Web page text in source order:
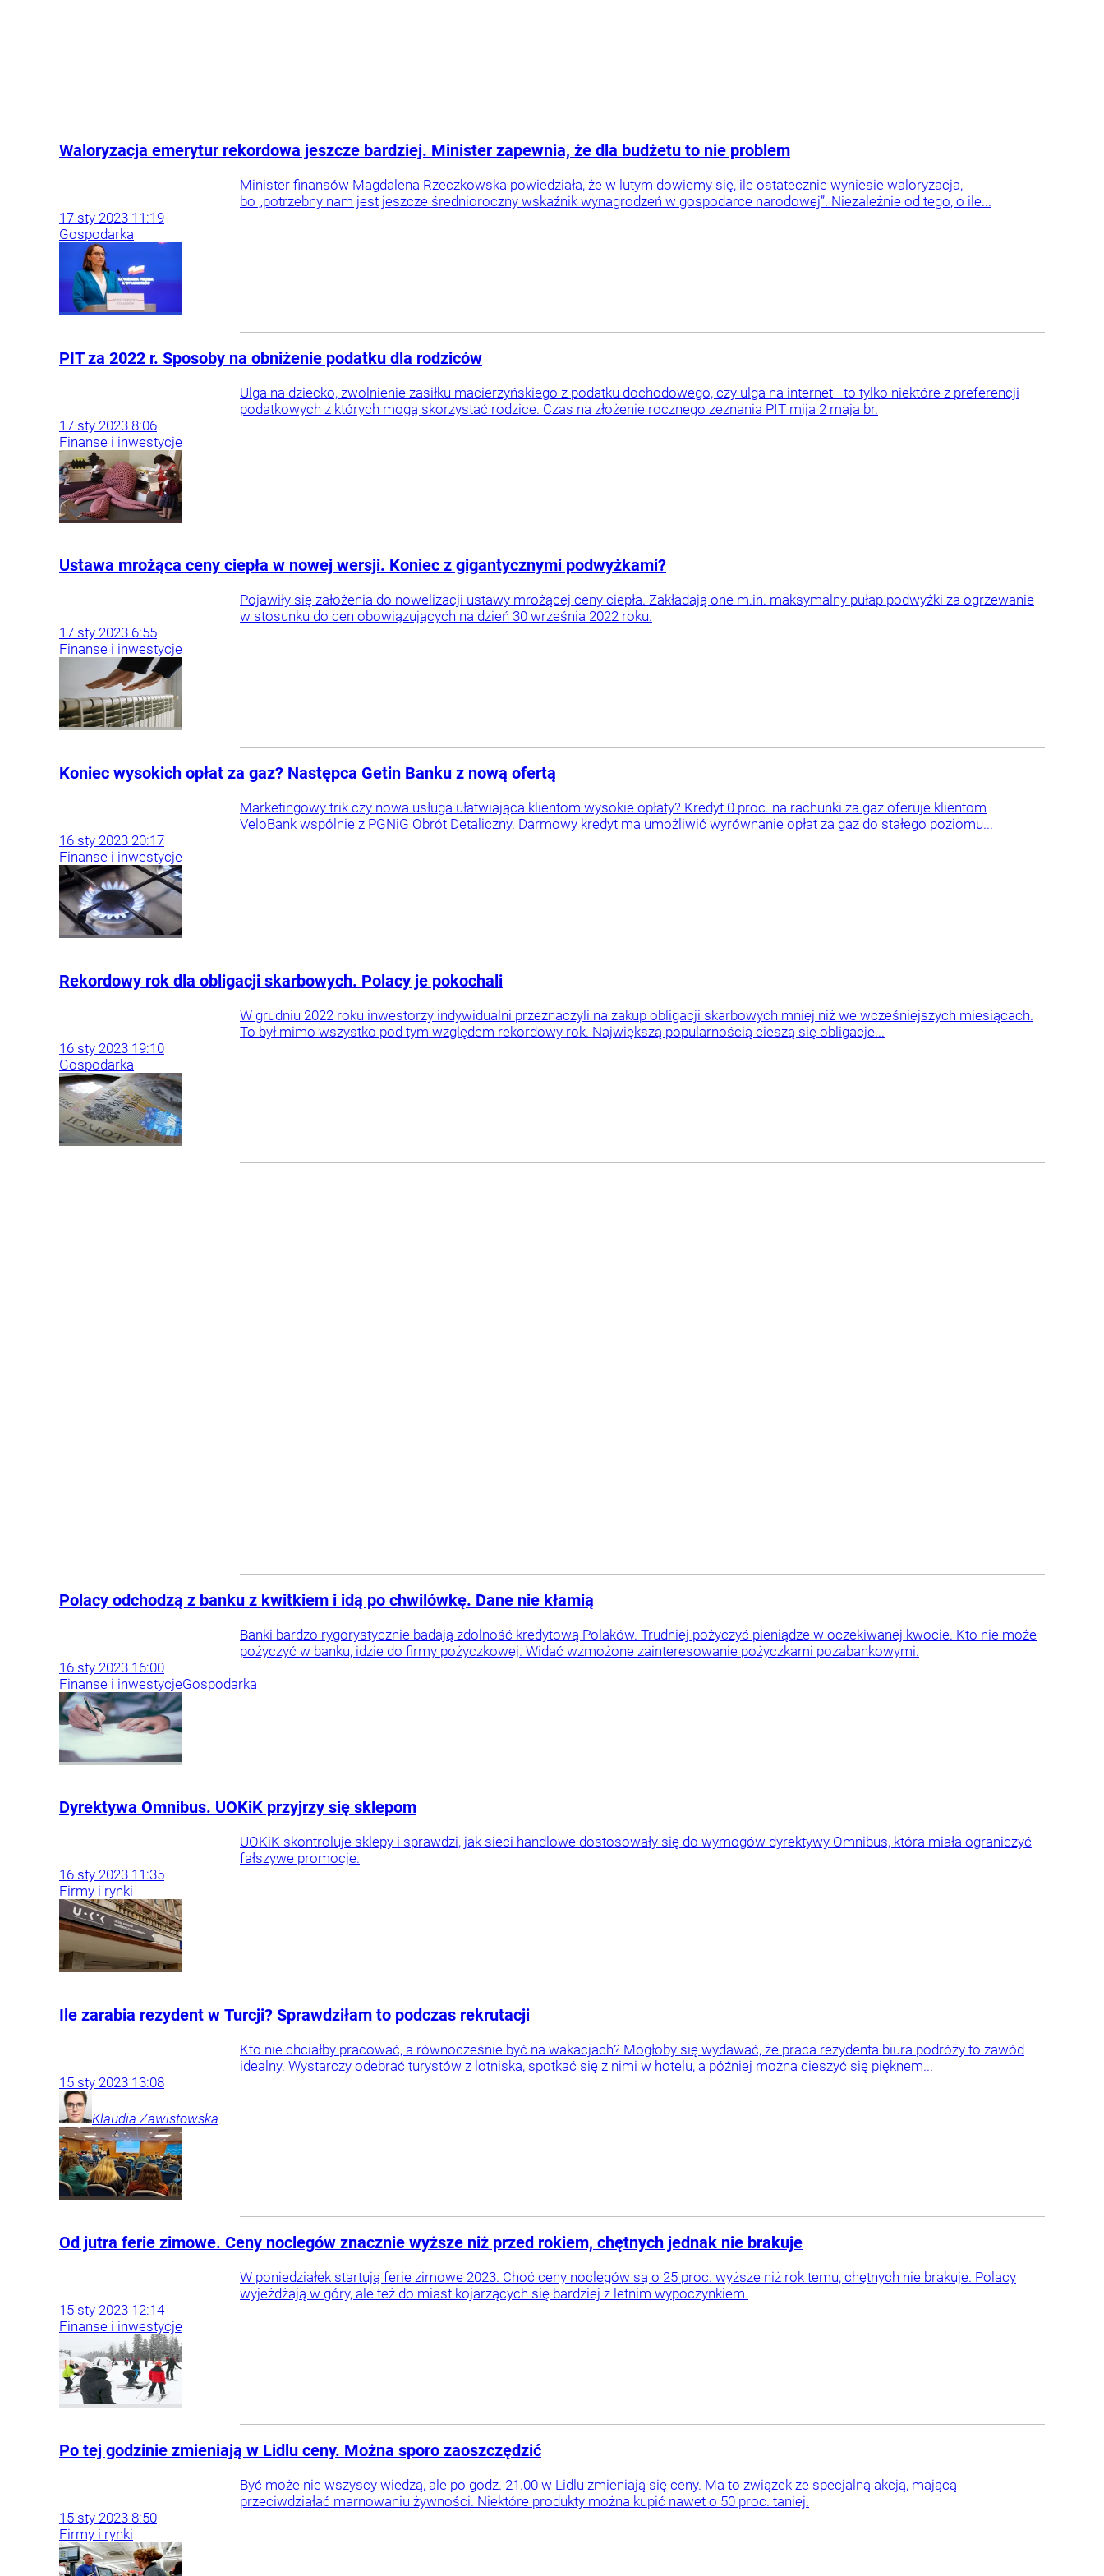
Waloryzacja emerytur rekordowa jeszcze bardziej. Minister zapewnia, że dla budżetu to nie problem
Minister finansów Magdalena Rzeczkowska powiedziała, że w lutym dowiemy się, ile ostatecznie wyniesie waloryzacja,
bo „potrzebny nam jest jeszcze średnioroczny wskaźnik wynagrodzeń w gospodarce narodowej”. Niezależnie od tego, o ile...
17 sty 2023 11:19
Gospodarka
PIT za 2022 r. Sposoby na obniżenie podatku dla rodziców
Ulga na dziecko, zwolnienie zasiłku macierzyńskiego z podatku dochodowego, czy ulga na internet - to tylko niektóre z preferencji
podatkowych z których mogą skorzystać rodzice. Czas na złożenie rocznego zeznania PIT mija 2 maja br.
17 sty 2023 8:06
Finanse i inwestycje
Ustawa mrożąca ceny ciepła w nowej wersji. Koniec z gigantycznymi podwyżkami?
Pojawiły się założenia do nowelizacji ustawy mrożącej ceny ciepła. Zakładają one m.in. maksymalny pułap podwyżki za ogrzewanie
w stosunku do cen obowiązujących na dzień 30 września 2022 roku.
17 sty 2023 6:55
Finanse i inwestycje
Koniec wysokich opłat za gaz? Następca Getin Banku z nową ofertą
Marketingowy trik czy nowa usługa ułatwiająca klientom wysokie opłaty? Kredyt 0 proc. na rachunki za gaz oferuje klientom
VeloBank wspólnie z PGNiG Obrót Detaliczny. Darmowy kredyt ma umożliwić wyrównanie opłat za gaz do stałego poziomu...
16 sty 2023 20:17
Finanse i inwestycje
Rekordowy rok dla obligacji skarbowych. Polacy je pokochali
W grudniu 2022 roku inwestorzy indywidualni przeznaczyli na zakup obligacji skarbowych mniej niż we wcześniejszych miesiącach.
To był mimo wszystko pod tym względem rekordowy rok. Największą popularnością cieszą się obligacje...
16 sty 2023 19:10
Gospodarka
Polacy odchodzą z banku z kwitkiem i idą po chwilówkę. Dane nie kłamią
Banki bardzo rygorystycznie badają zdolność kredytową Polaków. Trudniej pożyczyć pieniądze w oczekiwanej kwocie. Kto nie może
pożyczyć w banku, idzie do firmy pożyczkowej. Widać wzmożone zainteresowanie pożyczkami pozabankowymi.
16 sty 2023 16:00
Finanse i inwestycjeGospodarka
Dyrektywa Omnibus. UOKiK przyjrzy się sklepom
UOKiK skontroluje sklepy i sprawdzi, jak sieci handlowe dostosowały się do wymogów dyrektywy Omnibus, która miała ograniczyć
fałszywe promocje.
16 sty 2023 11:35
Firmy i rynki
Ile zarabia rezydent w Turcji? Sprawdziłam to podczas rekrutacji
Kto nie chciałby pracować, a równocześnie być na wakacjach? Mogłoby się wydawać, że praca rezydenta biura podróży to zawód
idealny. Wystarczy odebrać turystów z lotniska, spotkać się z nimi w hotelu, a później można cieszyć się pięknem...
15 sty 2023 13:08
Klaudia Zawistowska
Od jutra ferie zimowe. Ceny noclegów znacznie wyższe niż przed rokiem, chętnych jednak nie brakuje
W poniedziałek startują ferie zimowe 2023. Choć ceny noclegów są o 25 proc. wyższe niż rok temu, chętnych nie brakuje. Polacy
wyjeżdżają w góry, ale też do miast kojarzących się bardziej z letnim wypoczynkiem.
15 sty 2023 12:14
Finanse i inwestycje
Po tej godzinie zmieniają w Lidlu ceny. Można sporo zaoszczędzić
Być może nie wszyscy wiedzą, ale po godz. 21.00 w Lidlu zmieniają się ceny. Ma to związek ze specjalną akcją, mającą
przeciwdziałać marnowaniu żywności. Niektóre produkty można kupić nawet o 50 proc. taniej.
15 sty 2023 8:50
Firmy i rynki